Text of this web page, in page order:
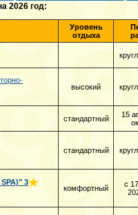
2026 год:
Уровень
отдыха
высокий
стандартный
15
стандартный
3
комфортный
с